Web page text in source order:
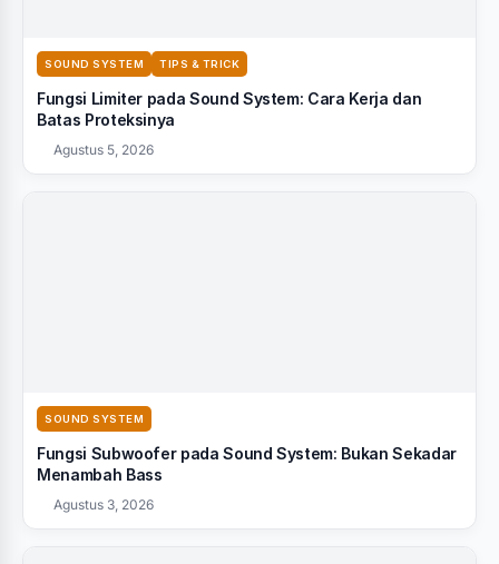
SOUND SYSTEM TIPS & TRICK
Fungsi Limiter pada Sound System: Cara Kerja dan
Batas Proteksinya
Agustus 5, 2026
SOUND SYSTEM
Fungsi Subwoofer pada Sound System: Bukan Sekadar
Menambah Bass
Agustus 3, 2026